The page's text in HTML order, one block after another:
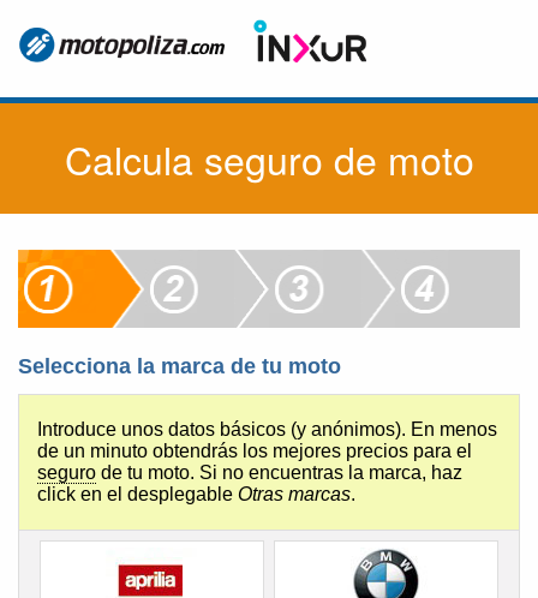
Calcula seguro de moto
Selecciona la marca de tu moto
Introduce unos datos básicos (y anónimos). En menos
de un minuto obtendrás los mejores precios para el
seguro de tu moto. Si no encuentras la marca, haz
click en el desplegable Otras marcas.